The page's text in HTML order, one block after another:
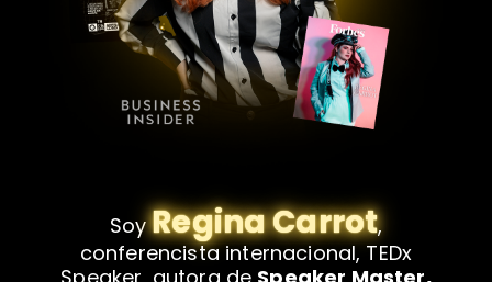
SoyRegina Carrot,
conferencista internacional, TEDx